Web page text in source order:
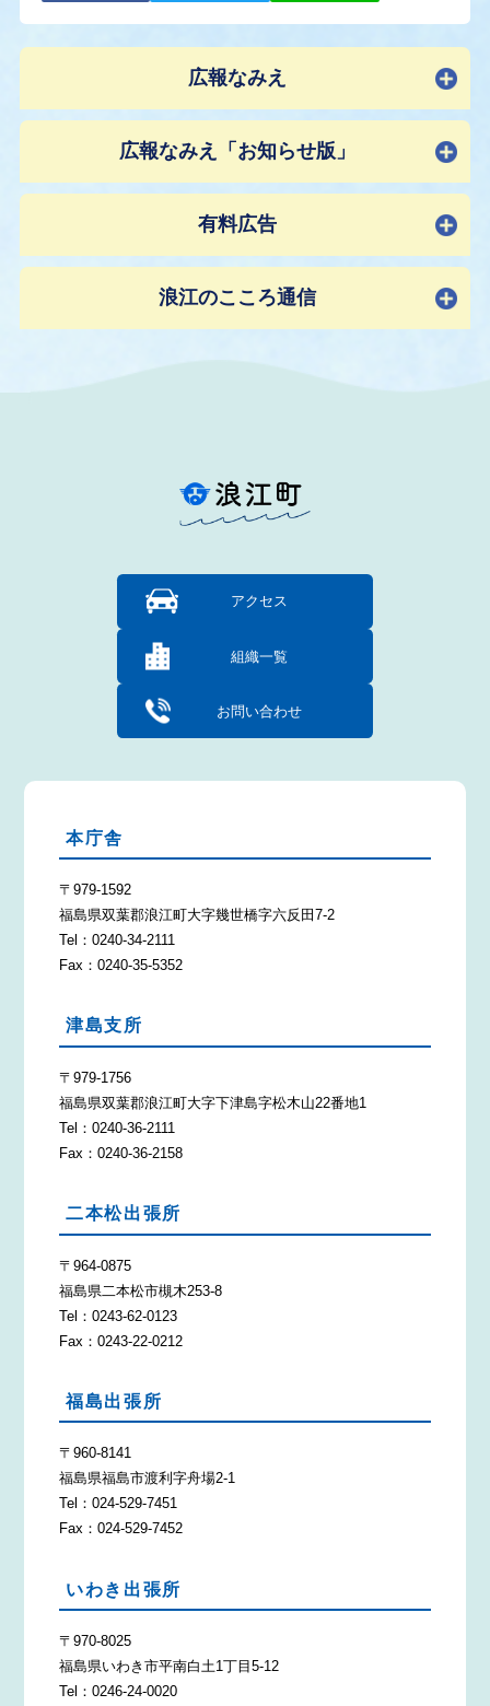
広報なみえ
広報なみえ「お知らせ版」
有料広告
浪江のこころ通信
アクセス
組織一覧
お問い合わせ
本庁舎
〒979-1592
福島県双葉郡浪江町大字幾世橋字六反田7-2
Tel：0240-34-2111
Fax：0240-35-5352
津島支所
〒979-1756
福島県双葉郡浪江町大字下津島字松木山22番地1
Tel：0240-36-2111
Fax：0240-36-2158
二本松出張所
〒964-0875
福島県二本松市槻木253-8
Tel：0243-62-0123
Fax：0243-22-0212
福島出張所
〒960-8141
福島県福島市渡利字舟場2-1
Tel：024-529-7451
Fax：024-529-7452
いわき出張所
〒970-8025
福島県いわき市平南白土1丁目5-12
Tel：0246-24-0020